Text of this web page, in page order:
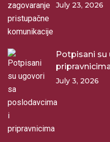
July 23, 2026
Potpisani su
July 3, 2026